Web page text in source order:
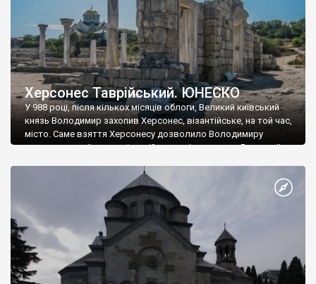
Херсонес Таврійський. ЮНЕСКО
У 988 році, після кількох місяців облоги, Великий київський
князь Володимир захопив Херсонес, візантійське, на той час,
місто. Саме взяття Херсонесу дозволило Володимиру
диктувати свої умови візантійському імператору Василю ІІ, та
Херсонесі Володимир-язичник, став Василем-християнином.
А потім було Хрещення Русі. На честь Херсонесу Таврійського